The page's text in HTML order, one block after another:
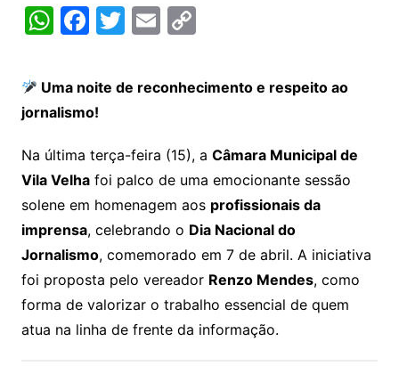
W
at
s
p
p
F
c
e
o
o
k
T
itt
er
E
ai
l
C
p
y
n
k
Uma noite de reconhecimento e respeito ao
jornalismo!
Na última terça-feira (15), a Câmara Municipal de
Vila Velhafoi palco de uma emocionante sessão
solene em homenagem aos profissionais da
imprensa, celebrando o Dia Nacional do
Jornalismo, comemorado em 7 de abril. A iniciativa
foi proposta pelo vereador Renzo Mendes, como
forma de valorizar o trabalho essencial de quem
atua na linha de frente da informação.